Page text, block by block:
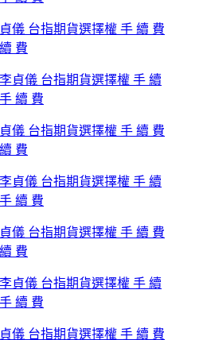
儀 台指期貨選擇權 手 續 費
費
儀 台指期貨選擇權 手 續 費
費
儀 台指期貨選擇權 手 續 費
費
儀 台指期貨選擇權 手 續 費